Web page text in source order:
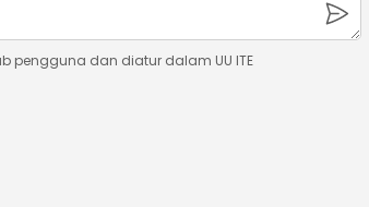
pengguna dan diatur dalam UU ITE